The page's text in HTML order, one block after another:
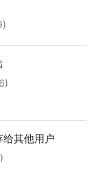
其他用户